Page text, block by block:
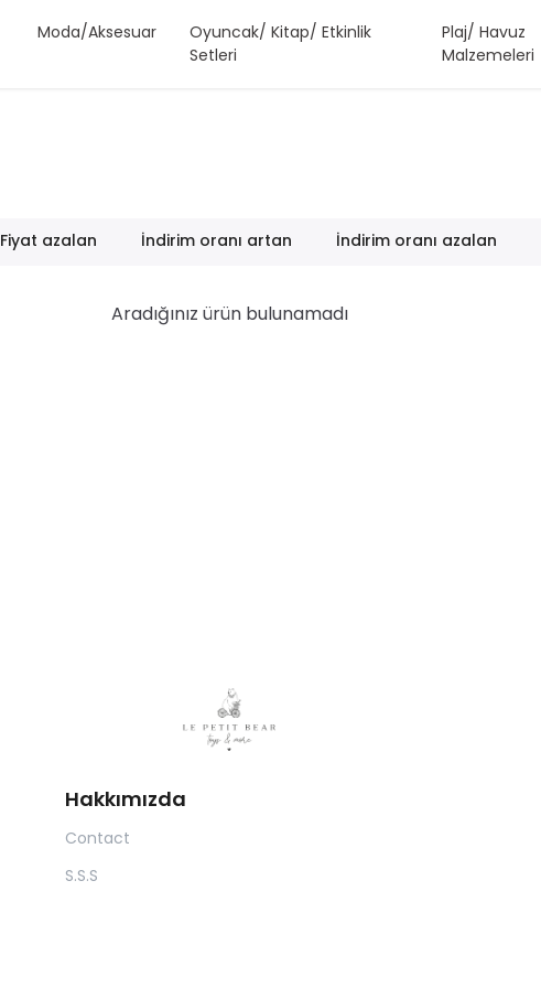
Moda/Aksesuar
Oyuncak/ Kitap/ Etkinlik
Setleri
Plaj/ Havuz
Malzemeleri
Fiyat azalan İndirim oranı artan İndirim oranı azalan
Aradığınız ürün bulunamadı
Hakkımızda
Contact
S.S.S